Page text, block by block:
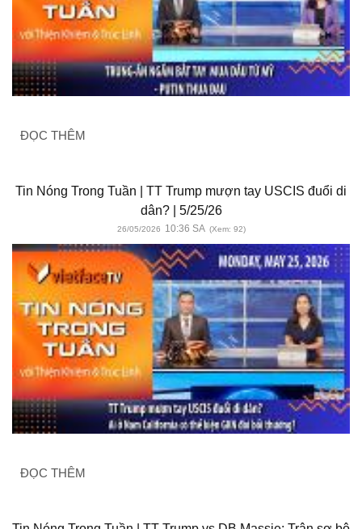
ĐỌC THÊM
Tin Nóng Trong Tuần | TT Trump mượn tay USCIS đuổi di
dân? | 5/25/26
26/05/2026 10:36 SA (Xem: 92)
ĐỌC THÊM